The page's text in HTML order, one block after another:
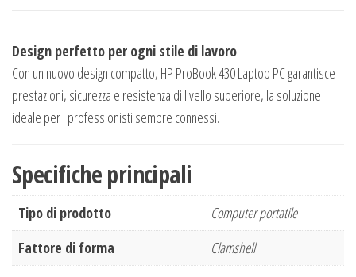
Design perfetto per ogni stile di lavoro
Con un nuovo design compatto, HP ProBook 430 Laptop PC garantisce
prestazioni, sicurezza e resistenza di livello superiore, la soluzione
ideale per i professionisti sempre connessi.
Specifiche principali
Tipo di prodotto
Computer portatile
Fattore di forma
Clamshell